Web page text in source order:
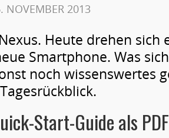
NOVEMBER 2013
Heute drehen sich
Smartphone. Was
noch wissenswertes
Start-Guide als